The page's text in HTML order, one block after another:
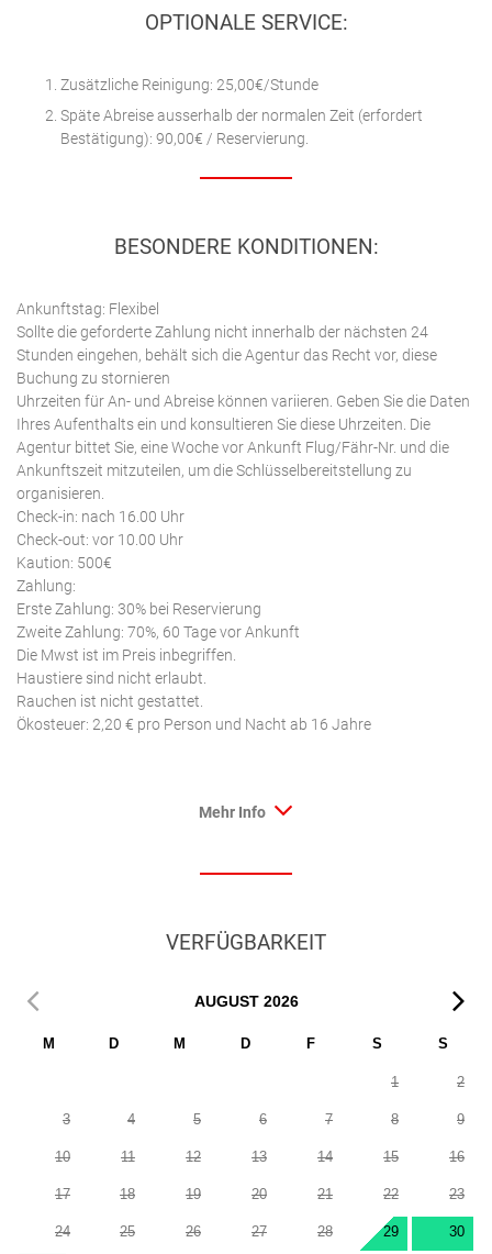
OPTIONALE SERVICE:
Zusätzliche Reinigung: 25,00€/Stunde
Späte Abreise ausserhalb der normalen Zeit (erfordert
Bestätigung): 90,00€ / Reservierung.
BESONDERE KONDITIONEN:
Ankunftstag: Flexibel
Sollte die geforderte Zahlung nicht innerhalb der nächsten 24
Stunden eingehen, behält sich die Agentur das Recht vor, diese
Buchung zu stornieren
Uhrzeiten für An- und Abreise können variieren. Geben Sie die Daten
Ihres Aufenthalts ein und konsultieren Sie diese Uhrzeiten. Die
Agentur bittet Sie, eine Woche vor Ankunft Flug/Fähr-Nr. und die
Ankunftszeit mitzuteilen, um die Schlüsselbereitstellung zu
organisieren.
Check-in: nach 16.00 Uhr
Check-out: vor 10.00 Uhr
Kaution: 500€
Zahlung:
Erste Zahlung: 30% bei Reservierung
Zweite Zahlung: 70%, 60 Tage vor Ankunft
Die Mwst ist im Preis inbegriffen.
Haustiere sind nicht erlaubt.
Rauchen ist nicht gestattet.
Ökosteuer: 2,20 € pro Person und Nacht ab 16 Jahre
Mehr Info
VERFÜGBARKEIT
AUGUST 2026
M D M D F S S
1 2
3 4 5 6 7 8 9
10 11 12 13 14 15 16
17 18 19 20 21 22 23
24 25 26 27 28 29 30